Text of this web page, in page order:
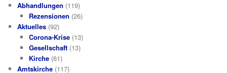
Abhandlungen (119)
Rezensionen (26)
Aktuelles (92)
Corona-Krise(13)
Gesellschaft(13)
Kirche(61)
Amtskirche (117)